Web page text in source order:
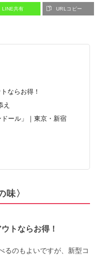
LINE共有 URLコピー
ならお得！
え
ール」｜東京・新宿
味〉
トならお得！
るのもよいですが、新型コ